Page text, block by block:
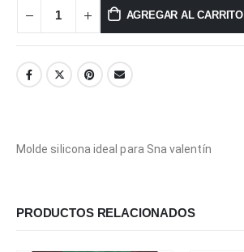
AGREGAR AL CARRITO
Molde silicona ideal para Sna valentín
PRODUCTOS RELACIONADOS